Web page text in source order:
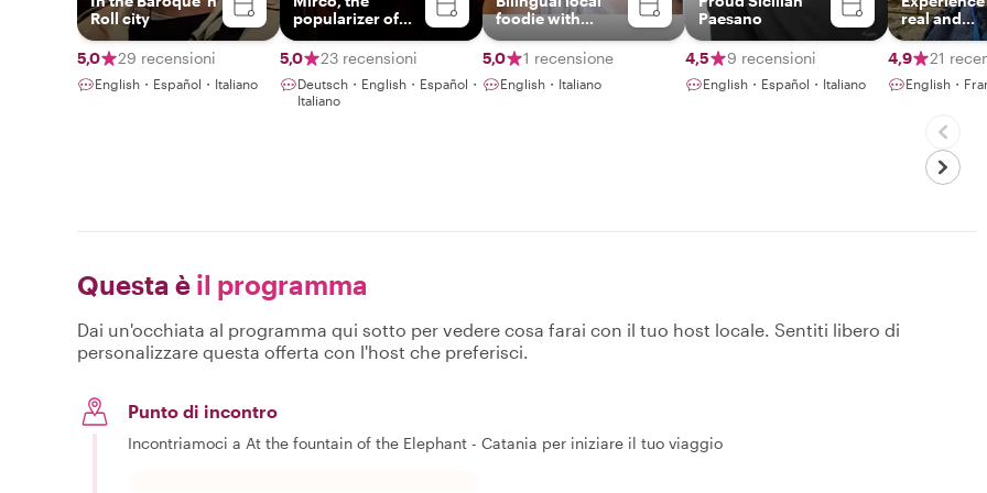
Roll city
5,0 29 recensioni
English・Español・Italiano
popularizer of
sicilianity
5,0
23 recensioni
Deutsch・English・Español・
Italiano
foodie with
British vibes &
Sicilian soul -
Ready to share
authentic Catania
5,0 1 recensione
English・Italiano
Paesano
4,5 9 recensioni
English・Español・Italiano
real and
authentic
4,9
21
English・
Questa è il programma
Dai un'occhiata al programma qui sotto per vedere cosa farai con il tuo host locale. Sentiti libero di
personalizzare questa offerta con l'host che preferisci.
Punto di incontro
Incontriamoci a At the fountain of the Elephant - Catania per iniziare il tuo viaggio